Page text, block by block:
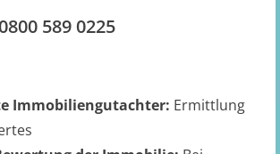
589 0225
Immobiliengutachter: Ermittlung